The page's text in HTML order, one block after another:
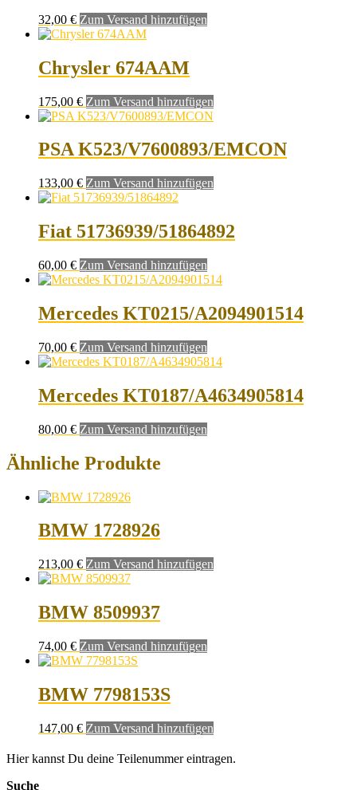
32,00 € Zum Versand hinzufügen
Chrysler 674AAM
175,00 € Zum Versand hinzufügen
PSA K523/V7600893/EMCON
133,00 € Zum Versand hinzufügen
Fiat 51736939/51864892
60,00 € Zum Versand hinzufügen
Mercedes KT0215/A2094901514
70,00 € Zum Versand hinzufügen
Mercedes KT0187/A4634905814
80,00 € Zum Versand hinzufügen
Ähnliche Produkte
BMW 1728926
213,00 € Zum Versand hinzufügen
BMW 8509937
74,00 € Zum Versand hinzufügen
BMW 7798153S
147,00 € Zum Versand hinzufügen
Hier kannst Du deine Teilenummer eintragen.
Suche